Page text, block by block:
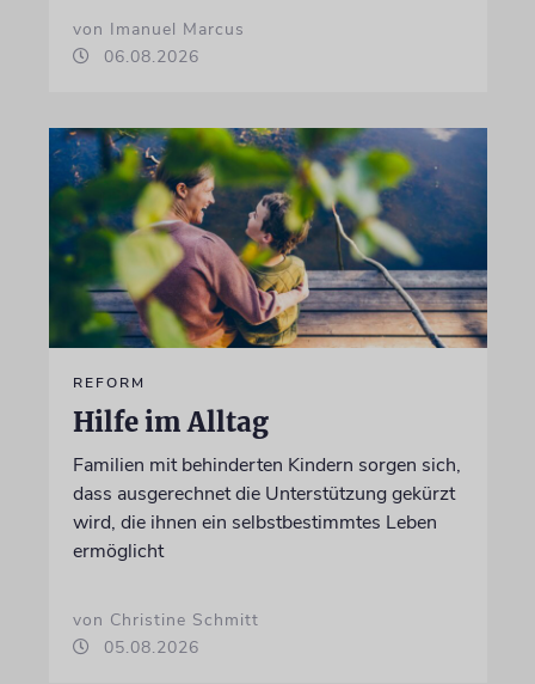
von Imanuel Marcus
06.08.2026
REFORM
Hilfe im Alltag
Familien mit behinderten Kindern sorgen sich,
dass ausgerechnet die Unterstützung gekürzt
wird, die ihnen ein selbstbestimmtes Leben
ermöglicht
von Christine Schmitt
05.08.2026